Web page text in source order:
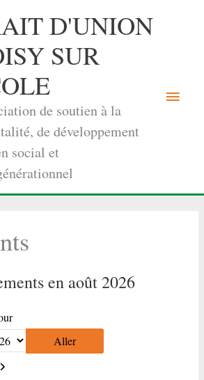
D'UNION
SUR
de soutien à la
de développement
social et
Menu
en août 2026
Suivant